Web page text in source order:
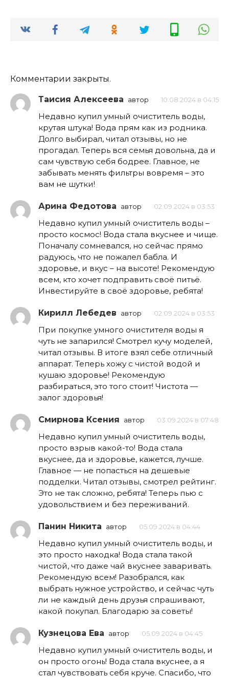
Комментарии закрыты.
Таисия Алексеева автор 10.08.2024 в 04:15
Недавно купил умный очиститель воды,
крутая штука! Вода прям как из родника.
Долго выбирал, читал отзывы, но не
прогадал. Теперь вся семья довольна, да и
сам чувствую себя бодрее. Главное, не
забывать менять фильтры вовремя – это
вам не шутки!
Арина Федотова автор 02.09.2024 в 03:53
Недавно купил умный очиститель воды –
просто космос! Вода стала вкуснее и чище.
Поначалу сомневался, но сейчас прямо
радуюсь, что не пожалел бабла. И
здоровье, и вкус – на высоте! Рекомендую
всем, кто хочет подправить своё питьё.
Инвестируйте в своё здоровье, ребята!
Кирилл Лебедев автор 02.09.2024 в 03:53
При покупке умного очистителя воды я
чуть не запарился! Смотрел кучу моделей,
читал отзывы. В итоге взял себе отличный
аппарат. Теперь хожу с чистой водой и
кушаю здоровье! Рекомендую
разбираться, это того стоит! Чистота —
залог здоровья!
Смирнова Ксения автор 03.09.2024 в 07:48
Недавно купил умный очиститель воды,
просто взрыв какой-то! Вода стала
вкуснее, да и здоровье, кажется, лучше.
Главное — не попасться на дешевые
подделки. Читал отзывы, смотрел рейтинг.
Это не так сложно, ребята! Теперь пью с
удовольствием и без переживаний.
Панин Никита автор 05.09.2024 в 04:44
Недавно купил умный очиститель воды, и
это просто находка! Вода стала такой
чистой, что даже чай вкуснее заваривать.
Рекомендую всем! Разобрался, как
выбрать нужное устройство, и сейчас чуть
ли не каждый день друзья спрашивают,
какой покупал. Благодарю за советы!
Кузнецова Ева автор 05.09.2024 в 04:45
Недавно купил умный очиститель воды, и
он просто огонь! Вода стала вкуснее, а я
стал чувствовать себя круче. Спасибо, что